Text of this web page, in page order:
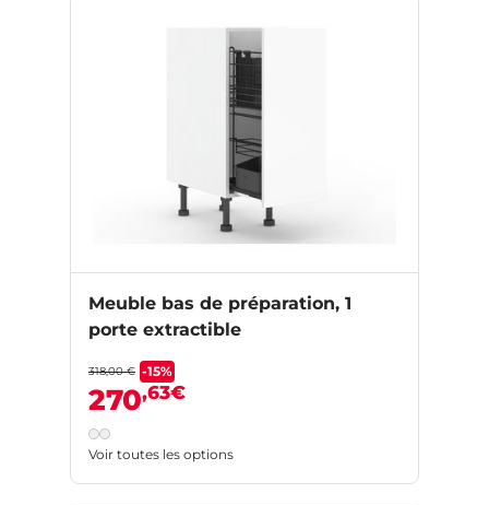
Meuble bas de préparation, 1
porte extractible
318,00 € -15%
270,63€
Voir toutes les options